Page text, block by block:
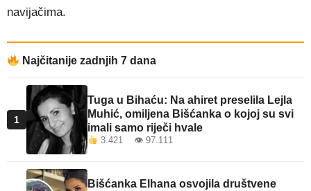
navijačima.
Najčitanije zadnjih 7 dana
1
Tuga u Bihaću: Na ahiret preselila Lejla
Muhić, omiljena Bišćanka o kojoj su svi
imali samo riječi hvale
3.421 👁 97.111
Bišćanka Elhana osvojila društvene